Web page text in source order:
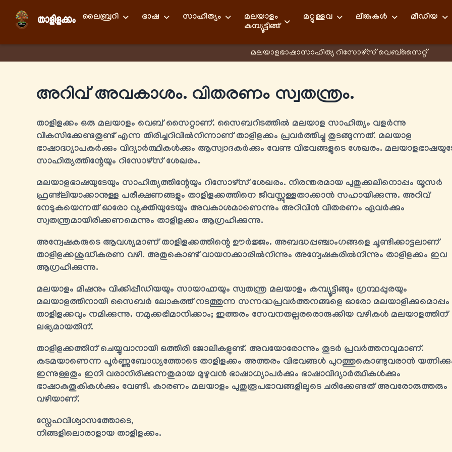
ലൈബ്രറി ഭാഷ സാഹിത്യം
മലയാളം
കമ്പ്യൂട്ടിങ്ങ്
മറ്റുള്ളവ ലിങ്കുകള്‍ മീഡിയ
മലയാളഭാഷാസാഹിത്യ റിസോഴ്സ് വെബ്സൈറ്റ്
അറിവ് അവകാശം. വിതരണം സ്വതന്ത്രം.
താളിളക്കം ഒരു മലയാളം വെബ് സൈറ്റാണ്. സൈബറിടത്തിൽ മലയാള സാഹിത്യം വളർന്നു
വികസിക്കേണ്ടതുണ്ട് എന്ന തിരിച്ചറിവിൽനിന്നാണ് താളിളക്കം പ്രവർത്തിച്ചു തുടങ്ങുന്നത്. മലയാള
ഭാഷാദ്ധ്യാപകർക്കും വിദ്യാർത്ഥികൾക്കും ആസ്വാദകർക്കും വേണ്ട വിഭവങ്ങളുടെ ശേഖരം.
സാഹിത്യത്തിന്റേയും റിസോഴ്സ് ശേഖരം.
മലയാളഭാഷയുടേയും സാഹിത്യത്തിന്റേയും റിസോഴ്സ് ശേഖരം. നിരന്തരമായ പുതുക്കലിനൊപ്പം യൂസർ
ഫ്രണ്ട്‍ലിയാക്കാനുള്ള പരീക്ഷണങ്ങളും താളിളക്കത്തിനെ ജീവസ്സുള്ളതാക്കാൻ സഹായിക്കുന്നു. അറിവ്
നേടുകയെന്നത് ഓരോ വ്യക്തിയുടേയും അവകാശമാണെന്നും അറിവിൻ വിതരണം ഏവർക്കും
സ്വതന്ത്രമായിരിക്കണമെന്നും താളിളക്കം ആഗ്രഹിക്കുന്നു.
അന്വേഷകരുടെ ആവശ്യമാണ് താളിളക്കത്തിന്റെ ഊർജ്ജം. അബദ്ധപ്പഞ്ചാംഗങ്ങളെ ചൂണ്ടിക്കാട്ടലാണ്
താളിളക്കശുദ്ധീകരണ വഴി. അതുകൊണ്ട് വായനക്കാരിൽനിന്നും അന്വേഷകരിൽനിന്നും താളിളക്കം ഇവ
ആഗ്രഹിക്കുന്നു.
മലയാളം മിഷനും വിക്കിപ്പീഡിയയും സായാഹ്നയും സ്വതന്ത്ര മലയാളം കമ്പ്യൂട്ടിങ്ങും ഗ്രന്ഥപ്പുരയും
മലയാളത്തിനായി സൈബർ ലോകത്ത് നടത്തുന്ന സന്നദ്ധപ്രവർത്തനങ്ങളെ ഓരോ മലയാളിക്കുമൊപ്പം
താളിളക്കവും നമിക്കുന്നു. നമുക്കഭിമാനിക്കാം; ഇത്തരം സേവനതല്പരരൊരുക്കിയ വഴികൾ മലയാളത്തിന്
ലഭ്യമായതിന്.
താളിളക്കത്തിന് ചെയ്യുവാനായി ഒത്തിരി ജോലികളുണ്ട്. അവയോരോന്നും തുടർ പ്രവർത്തനവുമാണ്.
കടമയാണെന്ന പൂർണ്ണബോധ്യത്തോടെ താളിളക്കം അത്തരം വിഭവങ്ങൾ പുറത്തുകൊണ്ടുവരാൻ
ഇന്നുള്ളതും ഇനി വരാനിരിക്കുന്നതുമായ മുഴുവന്‍ ഭാഷാധ്യാപർക്കും ഭാഷാവിദ്യാർത്ഥികള്‍ക്കും
ഭാഷാകുതുകികള്‍ക്കും വേണ്ടി. കാരണം മലയാളം പുതുരൂപഭാവങ്ങളിലൂടെ ചരിക്കേണ്ടത് അവരോരുത്തരും
വഴിയാണ്.
സ്നേഹവിശ്വാസത്തോടെ,
നിങ്ങളിലൊരാളായ താളിളക്കം.